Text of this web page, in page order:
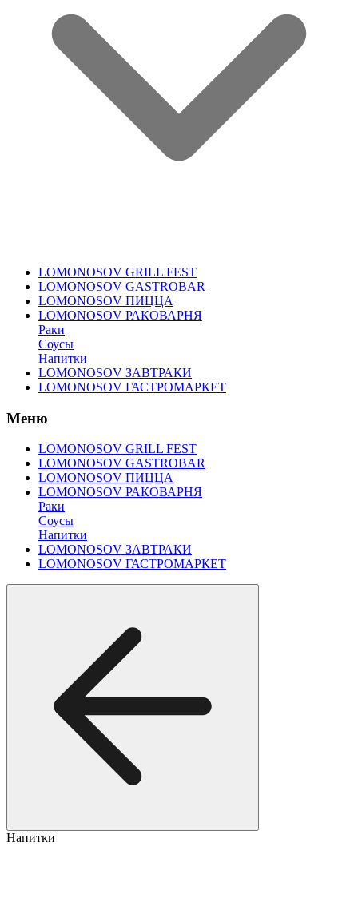
LOMONOSOV GRILL FEST
LOMONOSOV GASTROBAR
LOMONOSOV ПИЦЦА
LOMONOSOV РАКОВАРНЯ
Раки
Соусы
Напитки
LOMONOSOV ЗАВТРАКИ
LOMONOSOV ГАСТРОМАРКЕТ
Меню
LOMONOSOV GRILL FEST
LOMONOSOV GASTROBAR
LOMONOSOV ПИЦЦА
LOMONOSOV РАКОВАРНЯ
Раки
Соусы
Напитки
LOMONOSOV ЗАВТРАКИ
LOMONOSOV ГАСТРОМАРКЕТ
Напитки